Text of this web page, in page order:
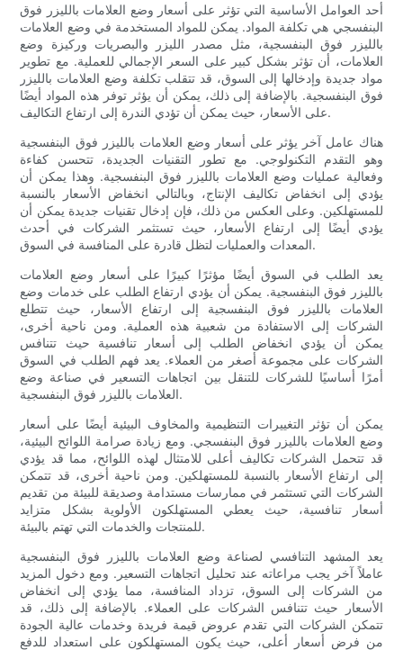
أحد العوامل الأساسية التي تؤثر على أسعار وضع العلامات بالليزر فوق
البنفسجي هي تكلفة المواد. يمكن للمواد المستخدمة في وضع العلامات
بالليزر فوق البنفسجية، مثل مصدر الليزر والبصريات وركيزة وضع
العلامات، أن تؤثر بشكل كبير على السعر الإجمالي للعملية. مع تطوير
مواد جديدة وإدخالها إلى السوق، قد تتقلب تكلفة وضع العلامات بالليزر
فوق البنفسجية. بالإضافة إلى ذلك، يمكن أن يؤثر توفر هذه المواد أيضًا
على الأسعار، حيث يمكن أن تؤدي الندرة إلى ارتفاع التكاليف.
هناك عامل آخر يؤثر على أسعار وضع العلامات بالليزر فوق البنفسجية
وهو التقدم التكنولوجي. مع تطور التقنيات الجديدة، تتحسن كفاءة
وفعالية عمليات وضع العلامات بالليزر فوق البنفسجية. وهذا يمكن أن
يؤدي إلى انخفاض تكاليف الإنتاج، وبالتالي انخفاض الأسعار بالنسبة
للمستهلكين. وعلى العكس من ذلك، فإن إدخال تقنيات جديدة يمكن أن
يؤدي أيضًا إلى ارتفاع الأسعار، حيث تستثمر الشركات في أحدث
المعدات والعمليات لتظل قادرة على المنافسة في السوق.
يعد الطلب في السوق أيضًا مؤثرًا كبيرًا على أسعار وضع العلامات
بالليزر فوق البنفسجية. يمكن أن يؤدي ارتفاع الطلب على خدمات وضع
العلامات بالليزر فوق البنفسجية إلى ارتفاع الأسعار، حيث تتطلع
الشركات إلى الاستفادة من شعبية هذه العملية. ومن ناحية أخرى،
يمكن أن يؤدي انخفاض الطلب إلى أسعار تنافسية حيث تتنافس
الشركات على مجموعة أصغر من العملاء. يعد فهم الطلب في السوق
أمرًا أساسيًا للشركات للتنقل بين اتجاهات التسعير في صناعة وضع
العلامات بالليزر فوق البنفسجية.
يمكن أن تؤثر التغييرات التنظيمية والمخاوف البيئية أيضًا على أسعار
وضع العلامات بالليزر فوق البنفسجي. ومع زيادة صرامة اللوائح البيئية،
قد تتحمل الشركات تكاليف أعلى للامتثال لهذه اللوائح، مما قد يؤدي
إلى ارتفاع الأسعار بالنسبة للمستهلكين. ومن ناحية أخرى، قد تتمكن
الشركات التي تستثمر في ممارسات مستدامة وصديقة للبيئة من تقديم
أسعار تنافسية، حيث يعطي المستهلكون الأولوية بشكل متزايد
للمنتجات والخدمات التي تهتم بالبيئة.
يعد المشهد التنافسي لصناعة وضع العلامات بالليزر فوق البنفسجية
عاملاً آخر يجب مراعاته عند تحليل اتجاهات التسعير. ومع دخول المزيد
من الشركات إلى السوق، تزداد المنافسة، مما يؤدي إلى انخفاض
الأسعار حيث تتنافس الشركات على العملاء. بالإضافة إلى ذلك، قد
تتمكن الشركات التي تقدم عروض قيمة فريدة وخدمات عالية الجودة
من فرض أسعار أعلى، حيث يكون المستهلكون على استعداد للدفع